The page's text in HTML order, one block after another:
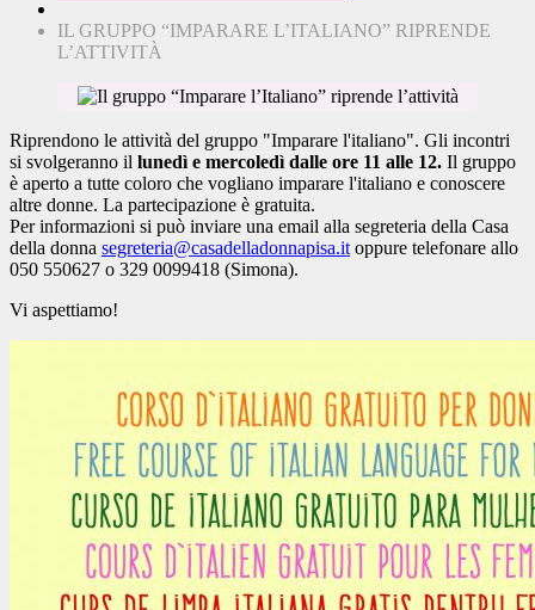
IL GRUPPO “IMPARARE L’ITALIANO” RIPRENDE
L’ATTIVITÀ
Riprendono le attività del gruppo "Imparare l'italiano". Gli incontri
si svolgeranno il lunedì e mercoledì dalle ore 11 alle 12. Il gruppo
è aperto a tutte coloro che vogliano imparare l'italiano e conoscere
altre donne. La partecipazione è gratuita.
Per informazioni si può inviare una email alla segreteria della Casa
della donna segreteria@casadelladonnapisa.itoppure telefonare allo
050 550627 o 329 0099418 (Simona).
Vi aspettiamo!